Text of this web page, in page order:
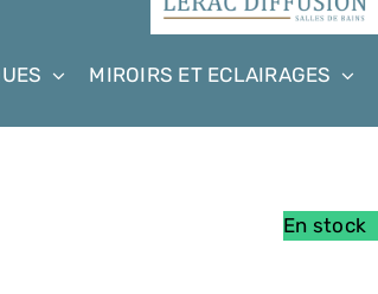
MIROIRS ET ECLAIRAGES
En stock